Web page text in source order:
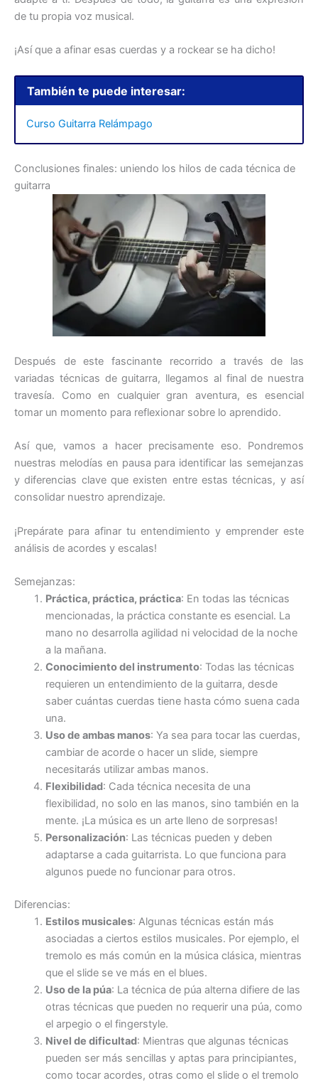
de tu propia voz musical.
¡Así que a afinar esas cuerdas y a rockear se ha dicho!
También te puede interesar:
Curso Guitarra Relámpago
Conclusiones finales: uniendo los hilos de cada técnica de
guitarra
Después de este fascinante recorrido a través de las
variadas técnicas de guitarra, llegamos al final de nuestra
travesía. Como en cualquier gran aventura, es esencial
tomar un momento para reflexionar sobre lo aprendido.
Así que, vamos a hacer precisamente eso. Pondremos
nuestras melodías en pausa para identificar las semejanzas
y diferencias clave que existen entre estas técnicas, y así
consolidar nuestro aprendizaje.
¡Prepárate para afinar tu entendimiento y emprender este
análisis de acordes y escalas!
Semejanzas:
Práctica, práctica, práctica: En todas las técnicas
mencionadas, la práctica constante es esencial. La
mano no desarrolla agilidad ni velocidad de la noche
a la mañana.
Conocimiento del instrumento: Todas las técnicas
requieren un entendimiento de la guitarra, desde
saber cuántas cuerdas tiene hasta cómo suena cada
una.
Uso de ambas manos: Ya sea para tocar las cuerdas,
cambiar de acorde o hacer un slide, siempre
necesitarás utilizar ambas manos.
Flexibilidad: Cada técnica necesita de una
flexibilidad, no solo en las manos, sino también en la
mente. ¡La música es un arte lleno de sorpresas!
Personalización: Las técnicas pueden y deben
adaptarse a cada guitarrista. Lo que funciona para
algunos puede no funcionar para otros.
Diferencias:
Estilos musicales: Algunas técnicas están más
asociadas a ciertos estilos musicales. Por ejemplo, el
tremolo es más común en la música clásica, mientras
que el slide se ve más en el blues.
Uso de la púa: La técnica de púa alterna difiere de las
otras técnicas que pueden no requerir una púa, como
el arpegio o el fingerstyle.
Nivel de dificultad: Mientras que algunas técnicas
pueden ser más sencillas y aptas para principiantes,
como tocar acordes, otras como el slide o el tremolo